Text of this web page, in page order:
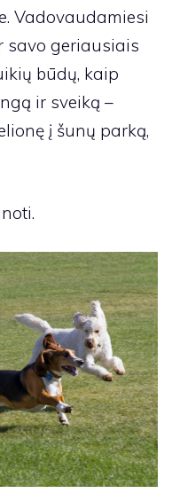
Vadovaudamiesi
savo geriausiais
būdų, kaip
ir sveiką –
į šunų parką,